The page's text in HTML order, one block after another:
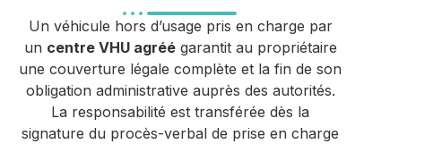
Un véhicule hors d’usage pris en charge par
un centre VHU agréégarantit au propriétaire
une couverture légale complète et la fin de son
obligation administrative auprès des autorités.
La responsabilité est transférée dès la
signature du procès-verbal de prise en charge